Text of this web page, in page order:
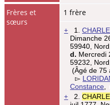
Frères et
sœurs
1 frère
+
1.
Dimanche
59940,
d. Mercredi
59232,
(Âgé de 75
▻
Constance
+ 2.